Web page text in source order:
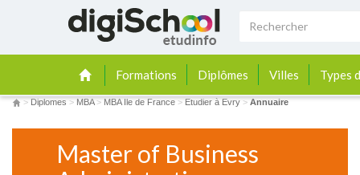
Formations Diplômes Villes Types
> Diplomes > MBA> MBA Ile de France > Etudier à Evry > Annuaire
Master of Business